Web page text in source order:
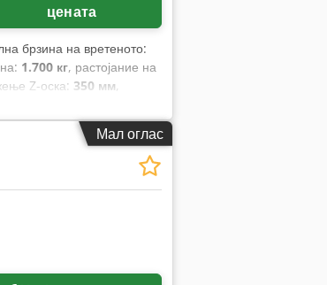
цената
брзина на вретеното:
1.700 кг, растојание на
Z-оска: 350 мм,
200 кг, број на оски:3,
Мал оглас